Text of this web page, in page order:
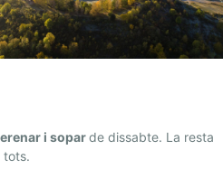
i soparde dissabte. La resta
tots.